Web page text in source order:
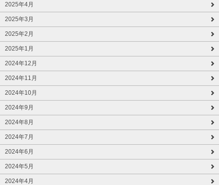
2025年4月
2025年3月
2025年2月
2025年1月
2024年12月
2024年11月
2024年10月
2024年9月
2024年8月
2024年7月
2024年6月
2024年5月
2024年4月